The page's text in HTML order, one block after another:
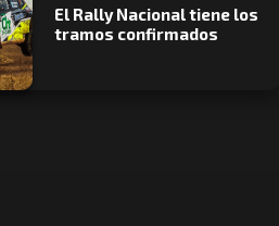
El Rally Nacional tiene los
tramos confirmados